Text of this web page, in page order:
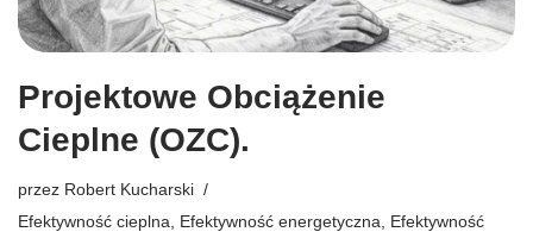
Projektowe Obciążenie
Cieplne (OZC).
przez Robert Kucharski
Efektywność cieplna
Efektywność energetyczna
Efektywność